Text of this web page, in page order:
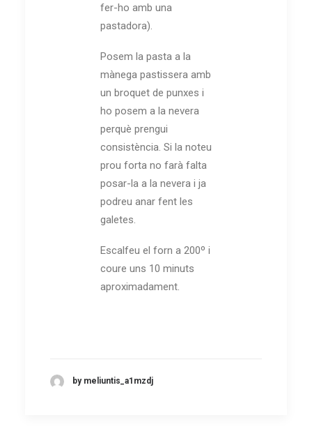
fer-ho amb una
pastadora).
Posem la pasta a la
mànega pastissera amb
un broquet de punxes i
ho posem a la nevera
perquè prengui
consistència. Si la noteu
prou forta no farà falta
posar-la a la nevera i ja
podreu anar fent les
galetes.
Escalfeu el forn a 200º i
coure uns 10 minuts
aproximadament.
by meliuntis_a1mzdj